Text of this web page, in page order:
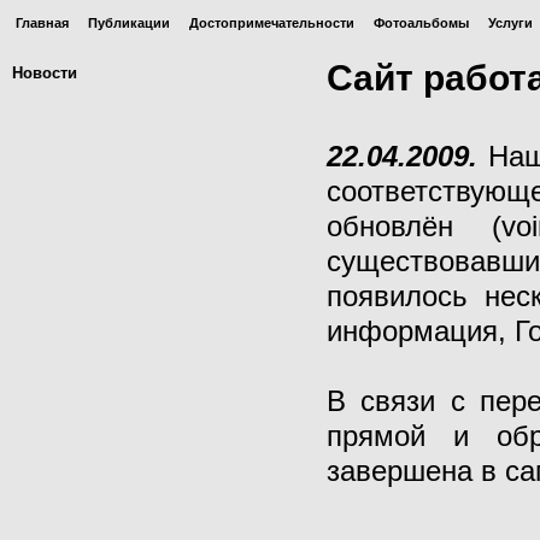
Главная Публикации Достопримечательности Фотоальбомы Услуги
Новости Сайт
22.04.2009.
обновлён
появилось
информация,
В связи с
прямой и
завершена в